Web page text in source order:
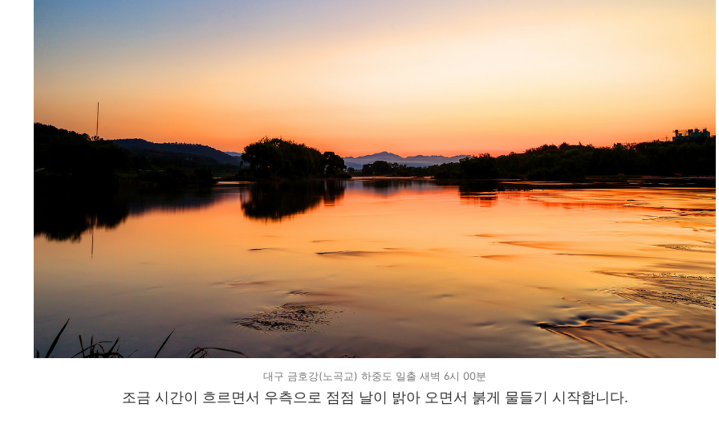
대구 금호강(노곡교) 하중도 일출 새벽 6시 00분
조금 시간이 흐르면서 우측으로 점점 날이 밝아 오면서 붉게 물들기 시작합니다.